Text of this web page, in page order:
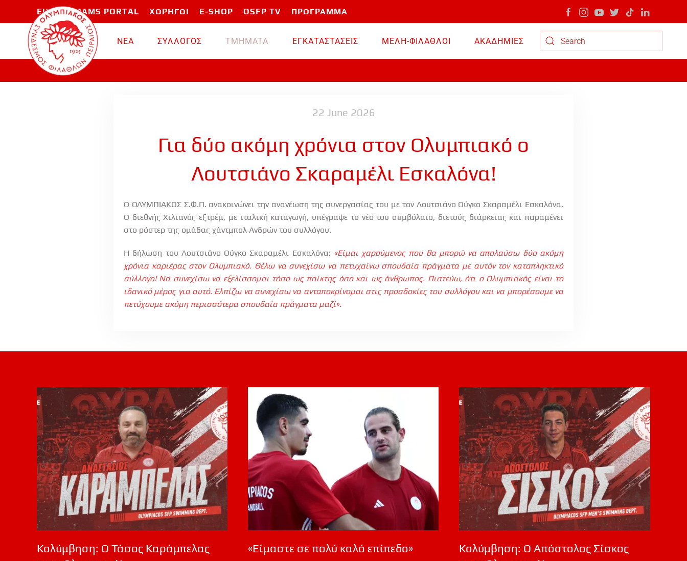
Skip to main content
EU PROGRAMS PORTAL ΧΟΡΗΓΟΙ E-SHOP OSFP TV ΠΡΟΓΡΑΜΜΑ
ΝΕΑ ΣΥΛΛΟΓΟΣ TMHMATA ΕΓΚΑΤΑΣΤΑΣΕΙΣ ΜΕΛΗ-ΦΙΛΑΘΛΟΙ
ΑΚΑΔΗΜΙΕΣ
Type 2 or more characters for results.
22 June 2026
Για δύο ακόμη χρόνια στον Ολυμπιακό ο
Λουτσιάνο Σκαραμέλι Εσκαλόνα!
Ο ΟΛΥΜΠΙΑΚΟΣ Σ.Φ.Π. ανακοινώνει την ανανέωση της συνεργασίας του με τον Λουτσιάνο Ούγκο Σκαραμέλι Εσκαλόνα.
Ο διεθνής Χιλιανός εξτρέμ, με ιταλική καταγωγή, υπέγραψε το νέο του συμβόλαιο, διετούς διάρκειας και παραμένει
στο ρόστερ της ομάδας χάντμπολ Ανδρών του συλλόγου.
Η δήλωση του Λουτσιάνο Ούγκο Σκαραμέλι Εσκαλόνα: «Είμαι χαρούμενος που θα μπορώ να απολαύσω δύο ακόμη
χρόνια καριέρας στον Ολυμπιακό. Θέλω να συνεχίσω να πετυχαίνω σπουδαία πράγματα με αυτόν τον καταπληκτικό
σύλλογο! Nα συνεχίσω να εξελίσσομαι τόσο ως παίκτης όσο και ως άνθρωπος. Πιστεύω, ότι oΟλυμπιακός είναι το
ιδανικό μέρος για αυτό. Ελπίζω να συνεχίσω να ανταποκρίνομαι στις προσδοκίες του συλλόγου και να μπορέσουμε να
πετύχουμε ακόμη περισσότερα σπουδαία πράγματα μαζί».
Κολύμβηση: Ο Τάσος Καράμπελας
«Είμαστε σε πολύ καλό επίπεδο»
Κολύμβηση: Ο Απόστολος Σίσκος